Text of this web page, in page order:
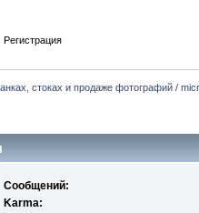
Регистрация
стоках и продаже фотографий /
Сообщений:
Karma: